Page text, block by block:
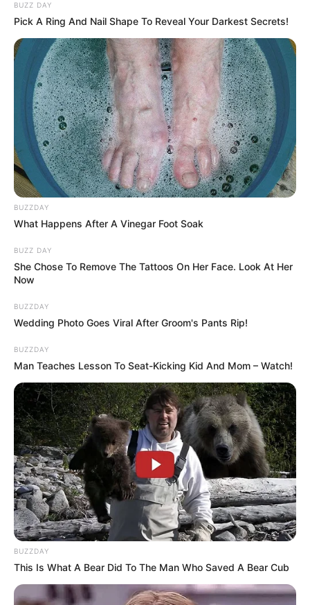
BUZZ DAY
Pick A Ring And Nail Shape To Reveal Your Darkest Secrets!
BUZZDAY
What Happens After A Vinegar Foot Soak
BUZZ DAY
She Chose To Remove The Tattoos On Her Face. Look At Her
Now
BUZZDAY
Wedding Photo Goes Viral After Groom's Pants Rip!
BUZZDAY
Man Teaches Lesson To Seat-Kicking Kid And Mom – Watch!
BUZZDAY
This Is What A Bear Did To The Man Who Saved A Bear Cub